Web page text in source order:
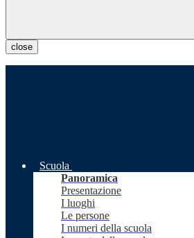
close
Scuola
Panoramica
Presentazione
I luoghi
Le persone
I numeri della scuola